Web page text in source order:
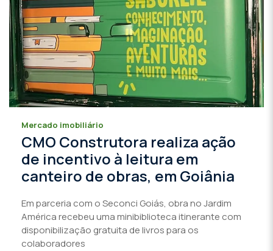
Mercado imobiliário
CMO Construtora realiza ação
de incentivo à leitura em
canteiro de obras, em Goiânia
Em parceria com o Seconci Goiás, obra no Jardim
América recebeu uma minibiblioteca itinerante com
disponibilização gratuita de livros para os
colaboradores